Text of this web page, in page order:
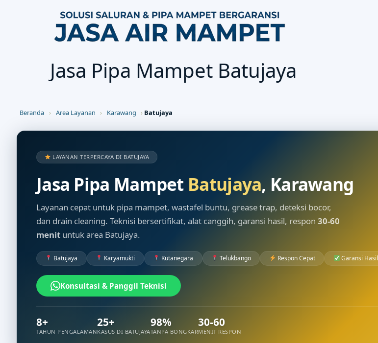
Jasa Pipa Mampet Batujaya
Beranda › Area Layanan › Karawang › Batujaya
LAYANAN TERPERCAYA DI BATUJAYA
Jasa Pipa Mampet Batujaya, Karawang
Layanan cepat untuk pipa mampet, wastafel buntu, grease trap, deteksi bocor,
dan drain cleaning. Teknisi bersertifikat, alat canggih, garansi hasil, respon 30-60
menit untuk area Batujaya.
Batujaya Karyamukti Kutanegara Telukbango Respon Cepat Garansi Hasil
Konsultasi & Panggil Teknisi
8+
TAHUN PENGALAMAN
25+
KASUS DI BATUJAYA
98%
TANPA BONGKAR
30-60
MENIT RESPON